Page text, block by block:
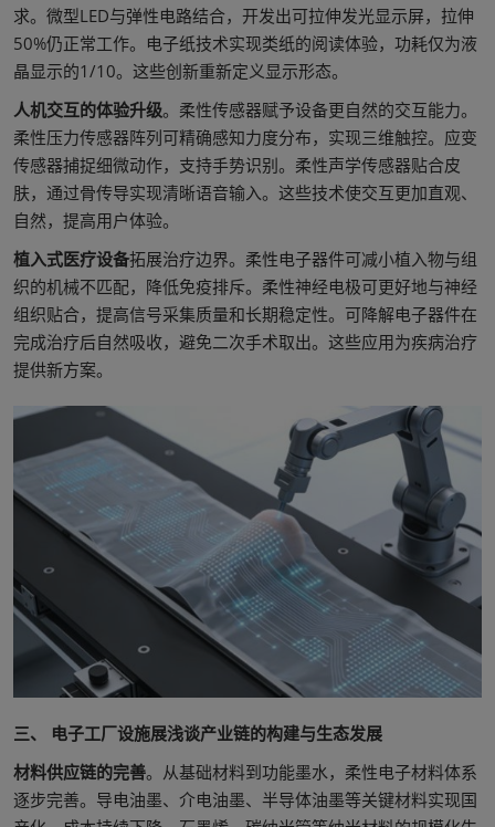
求。微型LED与弹性电路结合，开发出可拉伸发光显示屏，拉伸
50%仍正常工作。电子纸技术实现类纸的阅读体验，功耗仅为液
晶显示的1/10。这些创新重新定义显示形态。
人机交互的体验升级。柔性传感器赋予设备更自然的交互能力。
柔性压力传感器阵列可精确感知力度分布，实现三维触控。应变
传感器捕捉细微动作，支持手势识别。柔性声学传感器贴合皮
肤，通过骨传导实现清晰语音输入。这些技术使交互更加直观、
自然，提高用户体验。
植入式医疗设备拓展治疗边界。柔性电子器件可减小植入物与组
织的机械不匹配，降低免疫排斥。柔性神经电极可更好地与神经
组织贴合，提高信号采集质量和长期稳定性。可降解电子器件在
完成治疗后自然吸收，避免二次手术取出。这些应用为疾病治疗
提供新方案。
三、 电子工厂设施展浅谈产业链的构建与生态发展
材料供应链的完善。从基础材料到功能墨水，柔性电子材料体系
逐步完善。导电油墨、介电油墨、半导体油墨等关键材料实现国